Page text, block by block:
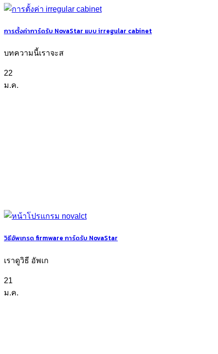
การตั้งค่าการ์ดรับ NovaStar แบบ irregular cabinet
บทความนี้เราจะส
22
ม.ค.
วิธีอัพเกรด firmware การ์ดรับ NovaStar
เราดูวิธี อัพเก
21
ม.ค.